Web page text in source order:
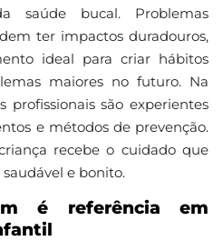
saúde bucal. Problemas
ter impactos duradouros,
ideal para criar hábitos
maiores no futuro. Na
profissionais são experientes
e métodos de prevenção.
recebe o cuidado que
e bonito.
é referência em